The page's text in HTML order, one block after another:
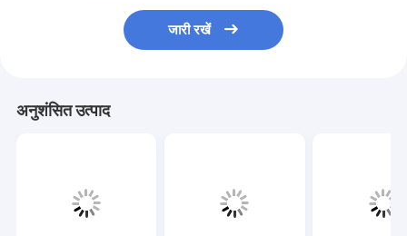
जारी रखें
अनुशंसित उत्पाद